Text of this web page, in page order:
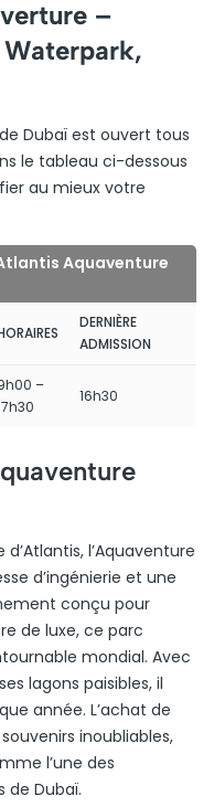
–
Dubaï est ouvert tous
le tableau ci-dessous
au mieux votre
Aquaventure
DERNIÈRE
ADMISSION
–
16h30
l’Aquaventure
d’ingénierie et une
conçu pour
de luxe, ce parc
mondial. Avec
lagons paisibles, il
année. L’achat de
inoubliables,
l’une des
de Dubaï.